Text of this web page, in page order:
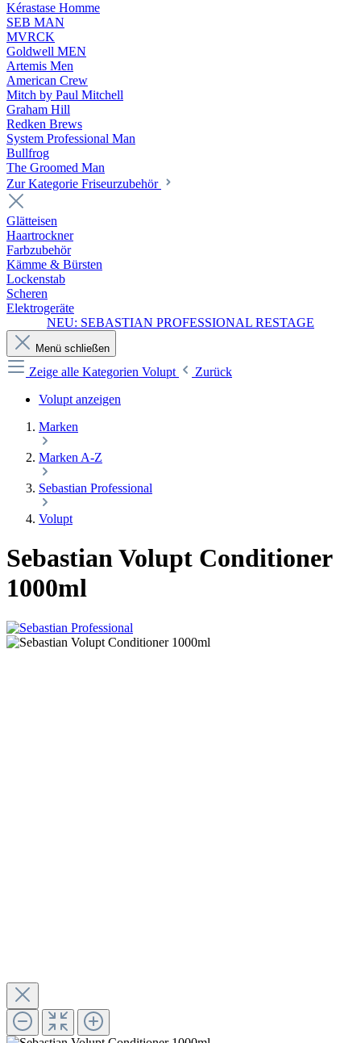
Kérastase Homme
SEB MAN
MVRCK
Goldwell MEN
Artemis Men
American Crew
Mitch by Paul Mitchell
Graham Hill
Redken Brews
System Professional Man
Bullfrog
The Groomed Man
Zur Kategorie Friseurzubehör
Glätteisen
Haartrockner
Farbzubehör
Kämme & Bürsten
Lockenstab
Scheren
Elektrogeräte
NEU: SEBASTIAN PROFESSIONAL RESTAGE
Menü schließen
Zeige alle Kategorien Volupt
Zurück
Volupt anzeigen
Marken
Marken A-Z
Sebastian Professional
Volupt
Sebastian Volupt Conditioner
1000ml